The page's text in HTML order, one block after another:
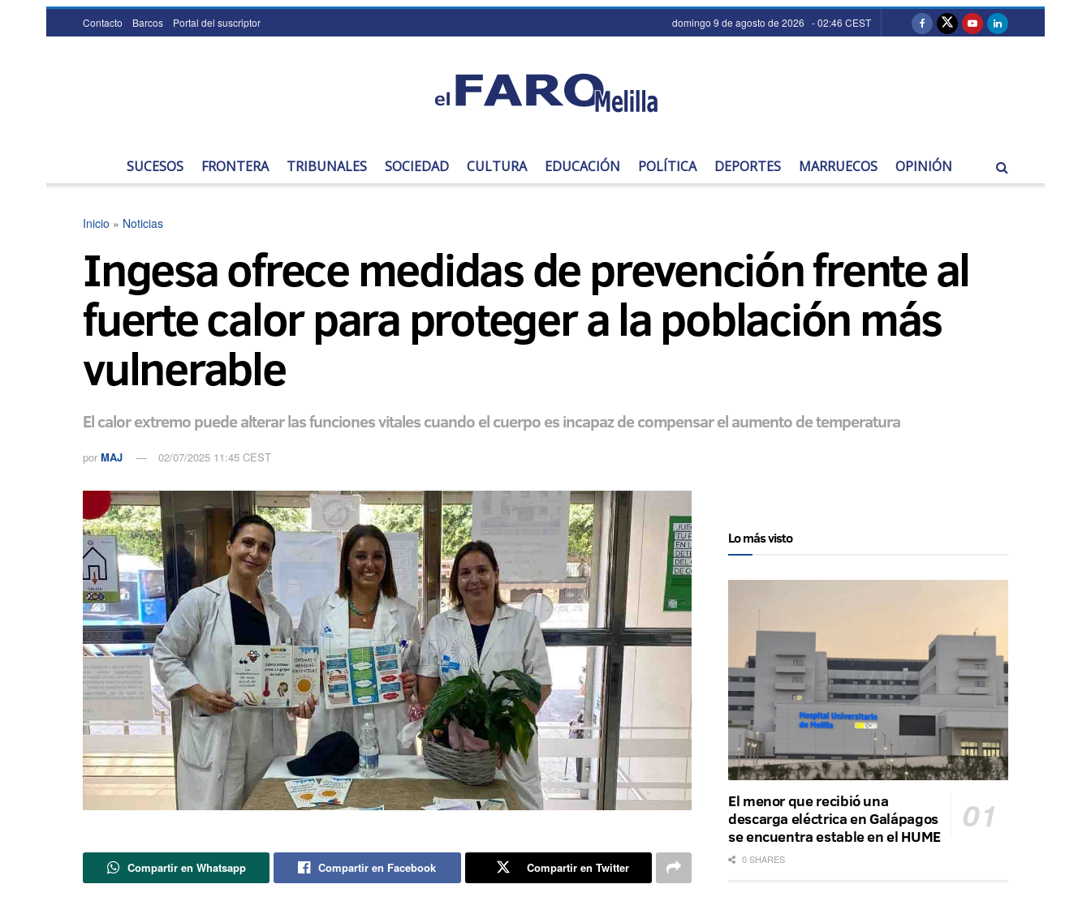
Contacto Barcos Portal del suscriptor domingo 9 de agosto de 2026 - 02:46 CEST
SUCESOS FRONTERA TRIBUNALES SOCIEDAD CULTURA EDUCACIÓN POLÍTICA DEPORTES MARRUECOS OPINIÓN
Inicio » Noticias
Ingesa ofrece medidas de prevención frente al
fuerte calor para proteger a la población más
vulnerable
El calor extremo puede alterar las funciones vitales cuando el cuerpo es incapaz de compensar el aumento de temperatura
por MAJ 02/07/2025 11:45 CEST
Compartir en Whatsapp Compartir en Facebook Compartir en Twitter
Lo más visto
El menor que recibió una
descarga eléctrica en Galápagos
se encuentra estable en el HUME
0 SHARES